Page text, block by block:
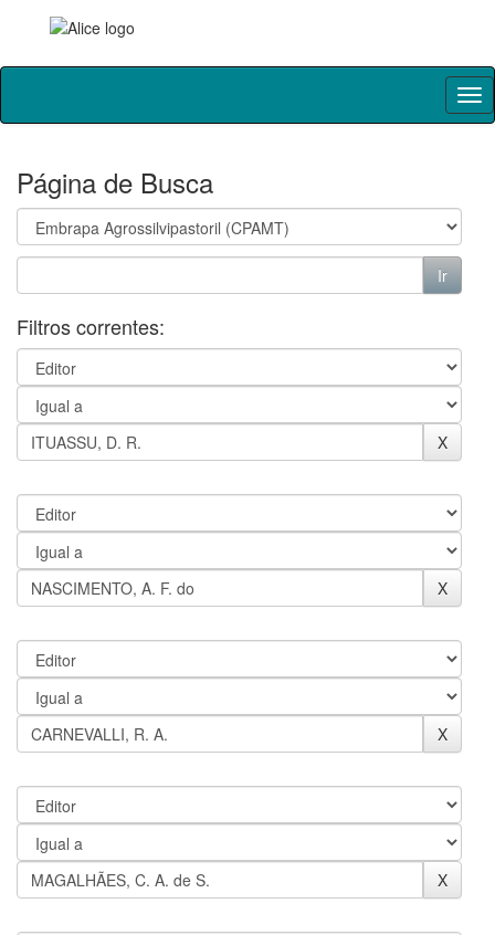
Skip
Página de Busca
Filtros correntes: